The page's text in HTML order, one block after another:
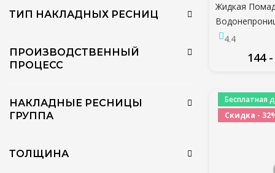
ТИП НАКЛАДНЫХ РЕСНИЦ
ПРОИЗВОДСТВЕННЫЙ
ПРОЦЕСС
НАКЛАДНЫЕ РЕСНИЦЫ
ГРУППА
ТОЛЩИНА
Жидкая
Губ
Помада Для
Оттенок Губ
4.4
144
Бесплатная
Скидка -